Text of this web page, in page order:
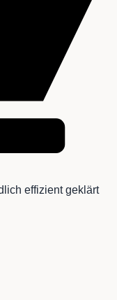
effizient geklärt